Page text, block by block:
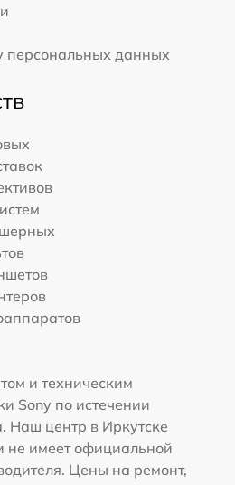
персональных данных
и техническим
Sony по истечении
Наш центр в Иркутске
не имеет официальной
Цены на ремонт,